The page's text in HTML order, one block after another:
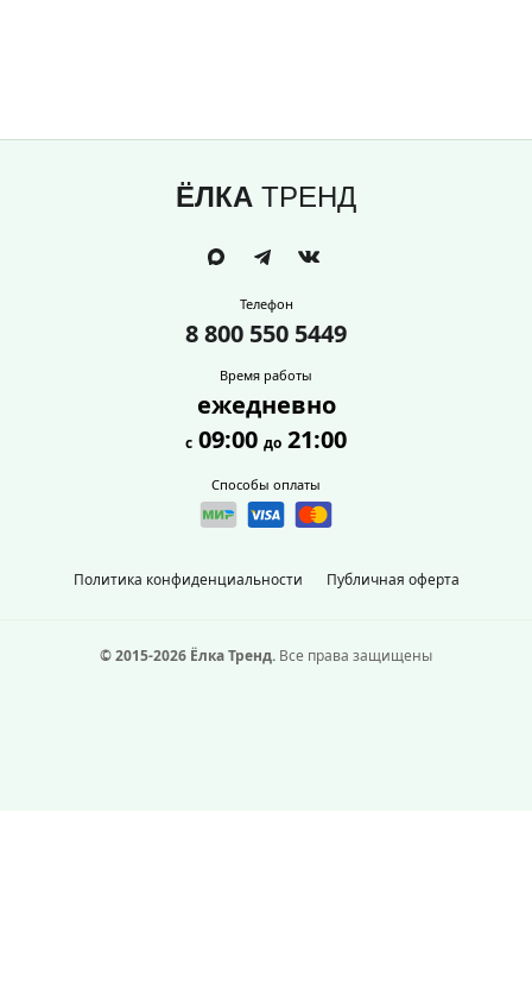
ЁЛКА ТРЕНД
Политика конфиденциальности Публичная оферта
Телефон
8 800 550 5449
Время работы
ежедневно
с 09:00 до 21:00
Способы оплаты
© 2015-2026 Ёлка Тренд. Все права защищены